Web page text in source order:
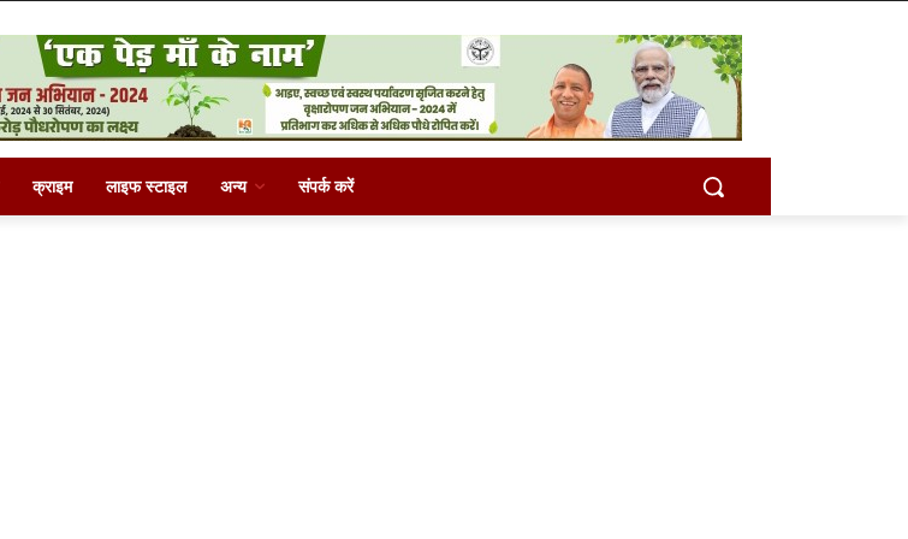
क्राइम लाइफ स्टाइल अन्य संपर्क करें